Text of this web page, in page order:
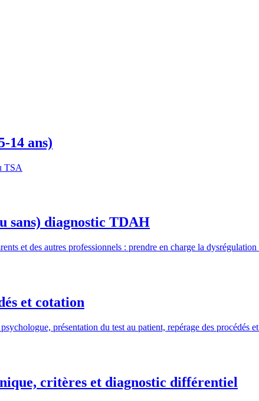
14 ans)
TSA
sans) diagnostic TDAH
et des autres professionnels : prendre en charge la
et cotation
présentation du test au patient, repérage des procédés
critères et diagnostic différentiel